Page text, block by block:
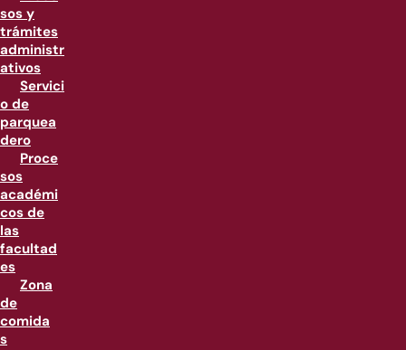
sos y
trámites
administr
ativos
Servici
o de
parquea
dero
Proce
sos
académi
cos de
las
facultad
es
Zona
de
comida
s